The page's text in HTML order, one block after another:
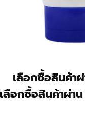
เลือกซื้อสินค้า
เลือกซื้อสินค้าผ่าน